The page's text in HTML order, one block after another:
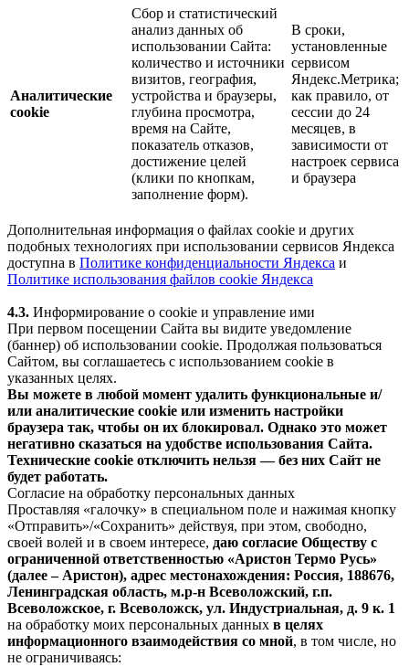
Аналитические
cookie
Сбор и статистический
анализ данных об
использовании Сайта:
количество и источники
визитов, география,
устройства и браузеры,
глубина просмотра,
время на Сайте,
показатель отказов,
достижение целей
(клики по кнопкам,
заполнение форм).
В сроки,
установленные
сервисом
Яндекс.Метрика;
как правило, от
сессии до 24
месяцев, в
зависимости от
настроек сервиса
и браузера
Дополнительная информация о файлах cookie и других
подобных технологиях при использовании сервисов Яндекса
доступна в Политике конфиденциальности Яндекса и
Политике использования файлов cookie Яндекса
4.3. Информирование о cookie и управление ими
При первом посещении Сайта вы видите уведомление
(баннер) об использовании cookie. Продолжая пользоваться
Сайтом, вы соглашаетесь с использованием cookie в
указанных целях.
Вы можете в любой момент удалить функциональные и/
или аналитические cookie или изменить настройки
браузера так, чтобы он их блокировал. Однако это может
негативно сказаться на удобстве использования Сайта.
Технические cookie отключить нельзя — без них Сайт не
будет работать.
Согласие на обработку персональных данных
Проставляя «галочку» в специальном поле и нажимая кнопку
«Отправить»/«Сохранить» действуя, при этом, свободно,
своей волей и в своем интересе, даю согласие Обществу с
ограниченной ответственностью «Аристон Термо Русь»
(далее – Аристон), адрес местонахождения: Россия, 188676,
Ленинградская область, м.р-н Всеволожский, г.п.
Всеволожское, г. Всеволожск, ул. Индустриальная, д. 9 к. 1
на обработку моих персональных данных в целях
информационного взаимодействия со мной, в том числе, но
не ограничиваясь: